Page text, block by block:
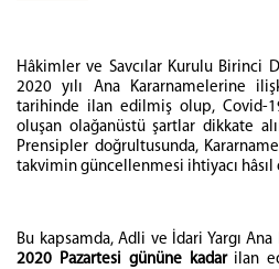
Hâkimler ve Savcılar Kurulu Birinci
2020 yılı Ana Kararnamelerine
tarihinde ilan edilmiş olup, Covid-
oluşan olağanüstü şartlar dikkate
Prensipler doğrultusunda,
takvimin güncellenmesi ihtiyacı hâsıl
Bu kapsamda, Adli ve İdari Yargı
2020 Pazartesi gününe kadarilan